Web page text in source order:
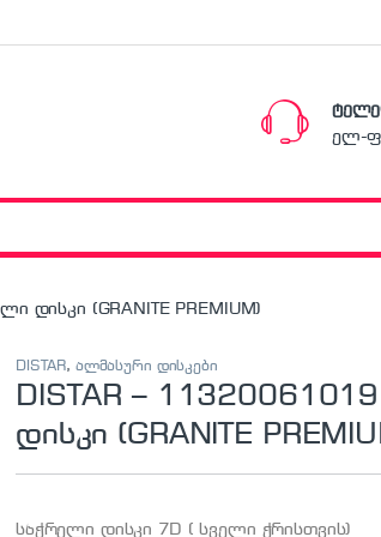
ელ-
დისკი (GRANITE PREMIUM)
DISTAR, ალმასური დისკები
DISTAR –
დისკი (GRANITE
საჭრელი დისკი 7D ( სველი ჭრისთვის)